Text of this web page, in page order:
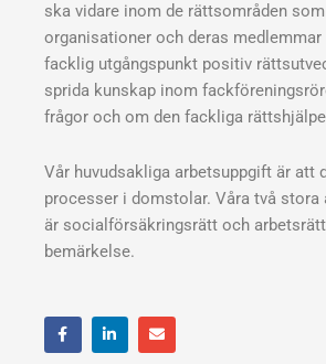
ska vidare inom de rättsområden
organisationer och deras
facklig utgångspunkt positiv
sprida kunskap inom
frågor och om den fackliga
Vår huvudsakliga arbetsuppgift är att
processer i domstolar. Våra två stora
är socialförsäkringsrätt och
bemärkelse.
F
a
c
L
i
n
E
n
v